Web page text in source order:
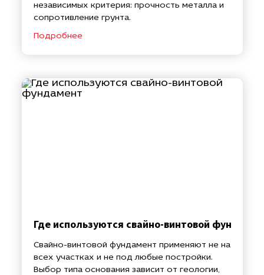
независимых критерия: прочность металла и
сопротивление грунта.
Подробнее
Где используются свайно-винтовой
Свайно-винтовой фундамент применяют не на
всех участках и не под любые постройки.
Выбор типа основания зависит от геологии,